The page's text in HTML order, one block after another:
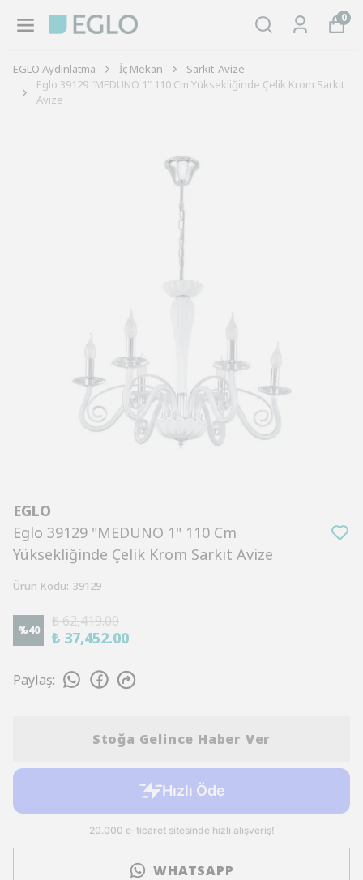
0
EGLO Aydınlatma İç Mekan
Sarkıt-Avize
Eglo 39129 "MEDUNO 1" 110 Cm Yüksekliğinde Çelik Krom Sarkıt
Avize
EGLO
Eglo 39129 "MEDUNO 1" 110 Cm
Yüksekliğinde Çelik Krom Sarkıt Avize
Ürün Kodu: 39129
%40
₺ 62,419.00
₺ 37,452.00
Paylaş:
Stoğa Gelince Haber Ver
WHATSAPP